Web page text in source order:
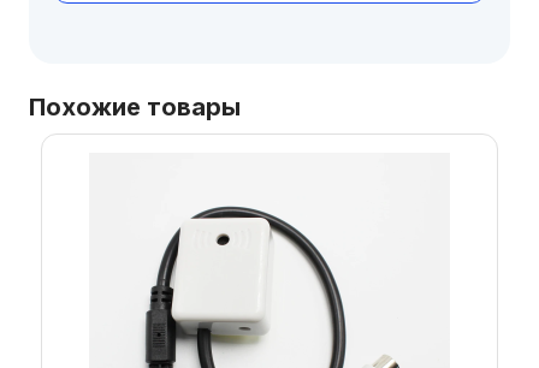
Похожие товары